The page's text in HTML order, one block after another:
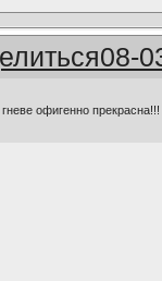
08-
офигенно